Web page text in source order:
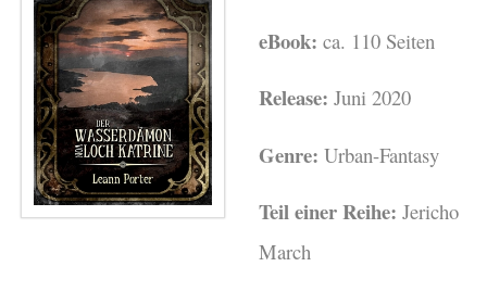
eBook:ca. 110 Seiten
Release: Juni 2020
Genre: Urban-Fantasy
Teil einer Reihe:Jericho
March